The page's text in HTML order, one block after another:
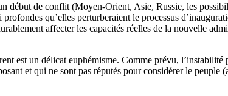
début de conflit (Moyen-Orient, Asie, Russie, les
profondes qu’elles perturberaient le processus
affecter les capacités réelles de la nouvelle
est un délicat euphémisme. Comme prévu,
et qui ne sont pas réputés pour considérer le